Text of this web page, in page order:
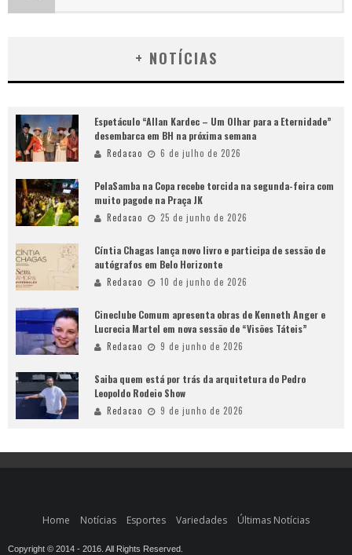
+ NOTÍCIAS
Espetáculo “Allan Kardec – Um Olhar para a Eternidade”
desembarca em BH na próxima semana
Redacao 6 de julho de 2026
PelaSamba na Copa recebe torcida na segunda-feira com
muito pagode na Praça JK
Redacao 25 de junho de 2026
Cíntia Chagas lança novo livro e participa de sessão de
autógrafos em Belo Horizonte
Redacao 10 de junho de 2026
Cineclube Comum apresenta obras de Kenneth Anger e
Lucrecia Martel em nova sessão de “Visões Táteis”
Redacao 9 de junho de 2026
Saiba quem está por trás da arquitetura do Pedro
Leopoldo Rodeio Show
Redacao 9 de junho de 2026
Home Notícias Esportes Variedades Últimas Notícias
Copyright © 2014 - 2016. All Rights Reserved.